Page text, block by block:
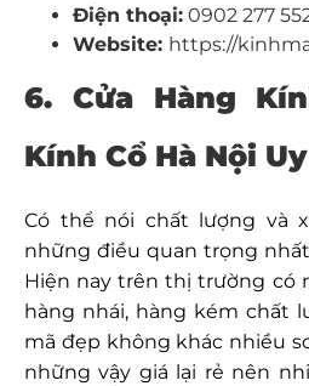
Điện thoại: 0902 277
Website: https://
6. Cửa Hàng
Kính Cổ Hà Nội
Có thể nói chất lượng và
những điều quan trọng
Hiện nay trên thị trường có
hàng nhái, hàng kém chất
mã đẹp không khác nhiều
những vậy giá lại rẻ nên